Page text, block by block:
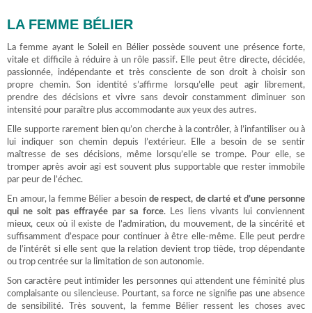
LA FEMME BÉLIER
La femme ayant le Soleil en Bélier possède souvent une présence forte,
vitale et difficile à réduire à un rôle passif. Elle peut être directe, décidée,
passionnée, indépendante et très consciente de son droit à choisir son
propre chemin. Son identité s’affirme lorsqu’elle peut agir librement,
prendre des décisions et vivre sans devoir constamment diminuer son
intensité pour paraître plus accommodante aux yeux des autres.
Elle supporte rarement bien qu’on cherche à la contrôler, à l’infantiliser ou à
lui indiquer son chemin depuis l’extérieur. Elle a besoin de se sentir
maîtresse de ses décisions, même lorsqu’elle se trompe. Pour elle, se
tromper après avoir agi est souvent plus supportable que rester immobile
par peur de l’échec.
En amour, la femme Bélier a besoin de respect, de clarté et d’une personne
qui ne soit pas effrayée par sa force. Les liens vivants lui conviennent
mieux, ceux où il existe de l’admiration, du mouvement, de la sincérité et
suffisamment d’espace pour continuer à être elle-même. Elle peut perdre
de l’intérêt si elle sent que la relation devient trop tiède, trop dépendante
ou trop centrée sur la limitation de son autonomie.
Son caractère peut intimider les personnes qui attendent une féminité plus
complaisante ou silencieuse. Pourtant, sa force ne signifie pas une absence
de sensibilité. Très souvent, la femme Bélier ressent les choses avec